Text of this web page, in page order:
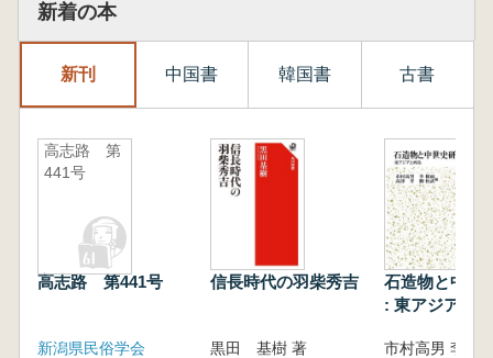
新着の本
新刊 中国書 韓国書 古書
高志路 第
441号
高志路 第441号
新潟県民俗学会
信長時代の羽柴秀吉
黒田 基樹 著
石造物と中世
: 東アジアと